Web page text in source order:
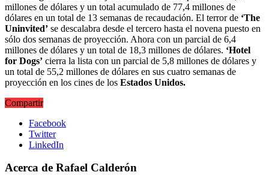
millones de dólares y un total acumulado de 77,4 millones de
dólares en un total de 13 semanas de recaudación. El terror de ‘The
Uninvited’ se descalabra desde el tercero hasta el novena puesto en
sólo dos semanas de proyección. Ahora con un parcial de 6,4
millones de dólares y un total de 18,3 millones de dólares. ‘Hotel
for Dogs’ cierra la lista con un parcial de 5,8 millones de dólares y
un total de 55,2 millones de dólares en sus cuatro semanas de
proyección en los cines de los Estados Unidos.
Compartir
Facebook
Twitter
LinkedIn
Acerca de Rafael Calderón